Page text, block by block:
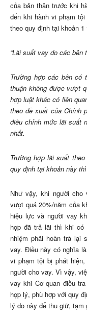
của bản thân trước khi
đến khi hành vi phạm
theo quy định tại khoản
“Lãi suất vay do các bên
Trường hợp các bên có
thuận không được vượt
hợp luật khác có liên
theo đề xuất của Chính
điều chỉnh mức lãi suất
nhất.
Trường hợp lãi suất
quy định tại khoản này
Như vậy, khi người
vượt quá 20%/năm của
hiệu lực và người vay
hợp đã trả lãi thì khi có
nhiệm phải hoàn trả lại
vay. Điều này có nghĩa
vi phạm tội bị phát
người cho vay. Vì vậy,
vay khi Cơ quan điều
hợp lý, phù hợp với quy
lý do này để thu giữ,